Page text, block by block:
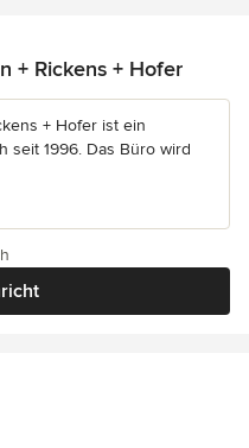
+ Rickens + Hofer
+ Hofer ist ein
seit 1996. Das Büro wird
5 Sternen